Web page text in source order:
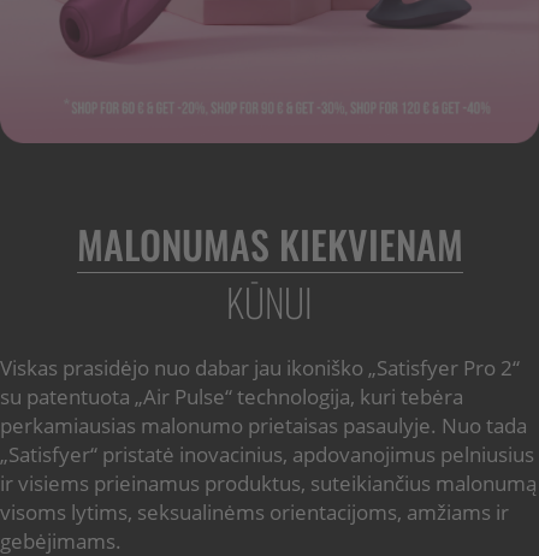
MALONUMAS KIEKVIENAM
KŪNUI
Viskas prasidėjo nuo dabar jau ikoniško „Satisfyer Pro 2“
su patentuota „Air Pulse“ technologija, kuri tebėra
perkamiausias malonumo prietaisas pasaulyje. Nuo tada
„Satisfyer“ pristatė inovacinius, apdovanojimus pelniusius
ir visiems prieinamus produktus, suteikiančius malonumą
visoms lytims, seksualinėms orientacijoms, amžiams ir
gebėjimams.